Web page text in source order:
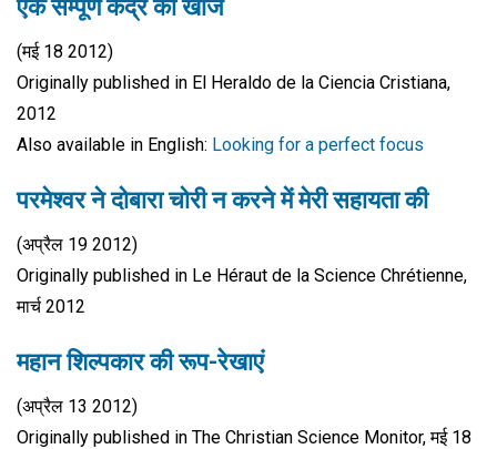
एक सम्पूर्ण केंद्र की खोज
(मई 18 2012)
Originally published in El Heraldo de la Ciencia Cristiana,
2012
Also available in English: Looking for a perfect focus
परमेश्वर ने दोबारा चोरी न करने में मेरी सहायता की
(अप्रैल 19 2012)
Originally published in Le Héraut de la Science Chrétienne,
मार्च 2012
महान शिल्पकार की रूप-रेखाएं
(अप्रैल 13 2012)
Originally published in The Christian Science Monitor, मई 18